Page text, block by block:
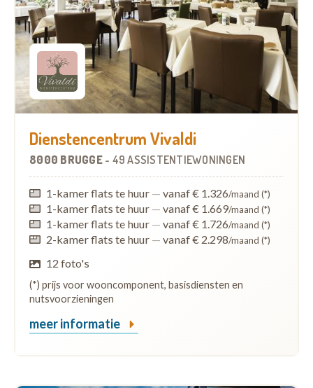
Dienstencentrum Vivaldi
8000 BRUGGE - 49 ASSISTENTIEWONINGEN
1-kamer flats te huur — vanaf € 1.326/maand (*)
1-kamer flats te huur — vanaf € 1.669/maand (*)
1-kamer flats te huur — vanaf € 1.726/maand (*)
2-kamer flats te huur — vanaf € 2.298/maand (*)
12 foto's
(*) prijs voor wooncomponent, basisdiensten en
nutsvoorzieningen
meer informatie